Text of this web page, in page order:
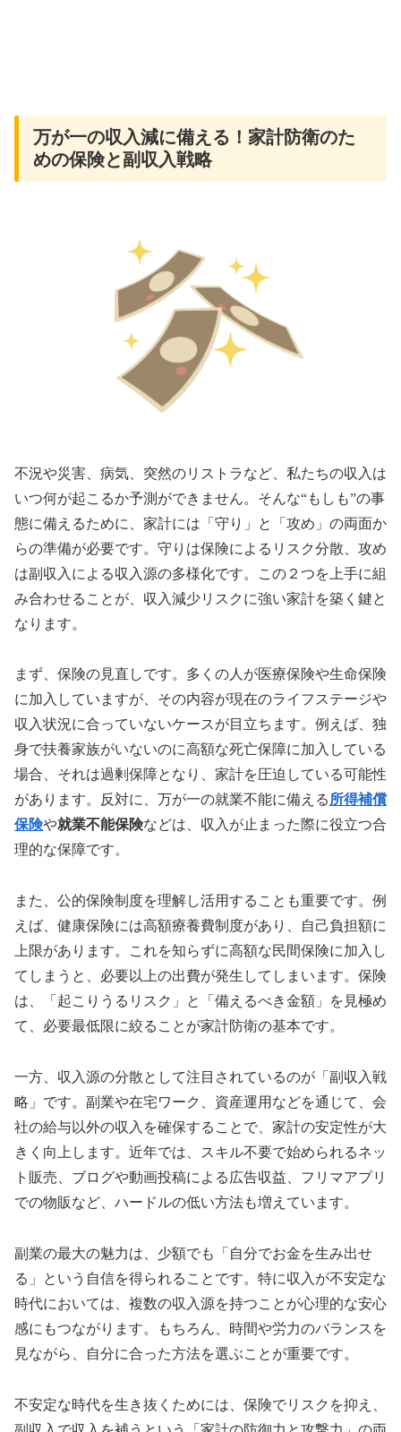
万が一の収入減に備える！家計防衛のた
めの保険と副収入戦略
不況や災害、病気、突然のリストラなど、私たちの収入は
いつ何が起こるか予測ができません。そんな“もしも”の事
態に備えるために、家計には「守り」と「攻め」の両面か
らの準備が必要です。守りは保険によるリスク分散、攻め
は副収入による収入源の多様化です。この２つを上手に組
み合わせることが、収入減少リスクに強い家計を築く鍵と
なります。
まず、保険の見直しです。多くの人が医療保険や生命保険
に加入していますが、その内容が現在のライフステージや
収入状況に合っていないケースが目立ちます。例えば、独
身で扶養家族がいないのに高額な死亡保障に加入している
場合、それは過剰保障となり、家計を圧迫している可能性
があります。反対に、万が一の就業不能に備える 所得補償
保険や就業不能保険などは、収入が止まった際に役立つ合
理的な保障です。
また、公的保険制度を理解し活用することも重要です。例
えば、健康保険には高額療養費制度があり、自己負担額に
上限があります。これを知らずに高額な民間保険に加入し
てしまうと、必要以上の出費が発生してしまいます。保険
は、「起こりうるリスク」と「備えるべき金額」を見極め
て、必要最低限に絞ることが家計防衛の基本です。
一方、収入源の分散として注目されているのが「副収入戦
略」です。副業や在宅ワーク、資産運用などを通じて、会
社の給与以外の収入を確保することで、家計の安定性が大
きく向上します。近年では、スキル不要で始められるネッ
ト販売、ブログや動画投稿による広告収益、フリマアプリ
での物販など、ハードルの低い方法も増えています。
副業の最大の魅力は、少額でも「自分でお金を生み出せ
る」という自信を得られることです。特に収入が不安定な
時代においては、複数の収入源を持つことが心理的な安心
感にもつながります。もちろん、時間や労力のバランスを
見ながら、自分に合った方法を選ぶことが重要です。
不安定な時代を生き抜くためには、保険でリスクを抑え、